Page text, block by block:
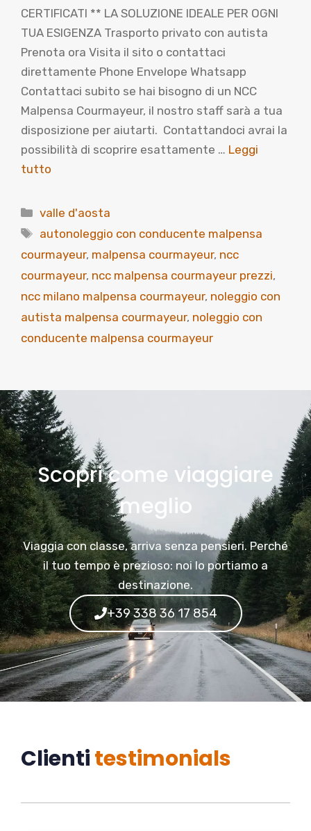
CERTIFICATI ** LA SOLUZIONE IDEALE PER OGNI
TUA ESIGENZA Trasporto privato con autista
Prenota ora Visita il sito o contattaci
direttamente Phone Envelope Whatsapp
Contattaci subito se hai bisogno di un NCC
Malpensa Courmayeur, il nostro staff sarà a tua
disposizione per aiutarti. Contattandoci avrai la
possibilità di scoprire esattamente … Leggi
tutto
Categorie
valle d'aosta
Tag
autonoleggio con conducente malpensa
courmayeur, malpensa courmayeur, ncc
courmayeur, ncc malpensa courmayeur prezzi,
ncc milano malpensa courmayeur, noleggio con
autista malpensa courmayeur, noleggio con
conducente malpensa courmayeur
Scopri come viaggiare
meglio
Viaggia con classe, arriva senza pensieri. Perché
il tuo tempo è prezioso: noi lo portiamo a
destinazione.
+39 338 36 17 854
Clientitestimonials